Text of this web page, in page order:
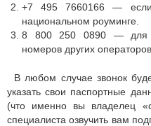
+7 495 7660166 —
национальном роуминге.
8 800 250 0890 — для
номеров других операторов.
В любом случае звонок
указать свои паспортные
(что именно вы владелец
специалиста озвучить вам